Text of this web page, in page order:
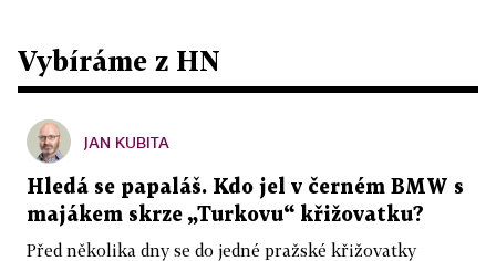
Vybíráme z HN
JAN KUBITA
Hledá se papaláš. Kdo jel v černém BMW s
majákem skrze „Turkovu“ křižovatku?
Před několika dny se do jedné pražské křižovatky